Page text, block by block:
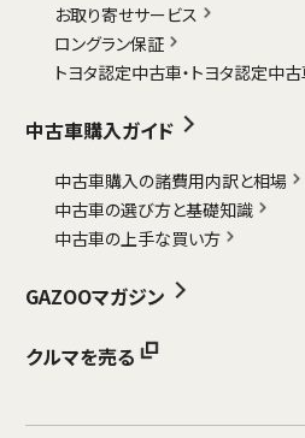
お取り寄せサービス
ロングラン保証
トヨタ認定中古車・ トヨタ認定中古
中古車購入ガイド
中古車購入の諸費用内訳と相場
中古車の選び方と基礎知識
中古車の上手な買い方
GAZOOマガジン
クルマを売る